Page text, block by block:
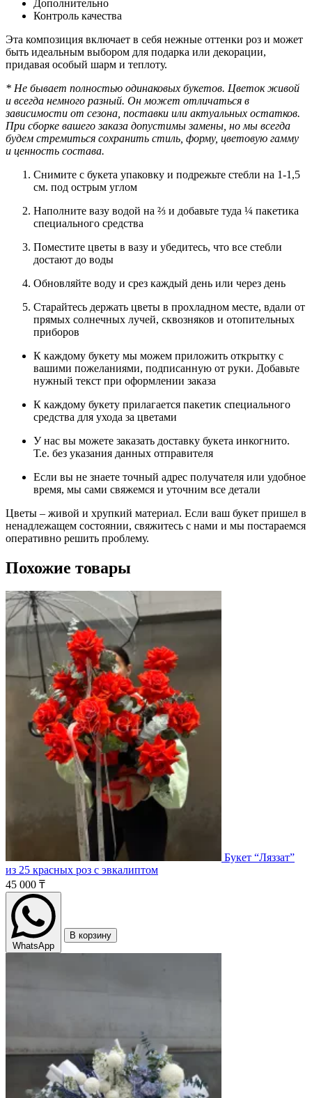
Дополнительно
Контроль качества
Эта композиция включает в себя нежные оттенки роз и может
быть идеальным выбором для подарка или декорации,
придавая особый шарм и теплоту.
* Не бывает полностью одинаковых букетов. Цветок живой
и всегда немного разный. Он может отличаться в
зависимости от сезона, поставки или актуальных остатков.
При сборке вашего заказа допустимы замены, но мы всегда
будем стремиться сохранить стиль, форму, цветовую гамму
и ценность состава.
Снимите с букета упаковку и подрежьте стебли на 1-1,5
см. под острым углом
Наполните вазу водой на ⅔ и добавьте туда ¼ пакетика
специального средства
Поместите цветы в вазу и убедитесь, что все стебли
достают до воды
Обновляйте воду и срез каждый день или через день
Старайтесь держать цветы в прохладном месте, вдали от
прямых солнечных лучей, сквозняков и отопительных
приборов
К каждому букету мы можем приложить открытку с
вашими пожеланиями, подписанную от руки. Добавьте
нужный текст при оформлении заказа
К каждому букету прилагается пакетик специального
средства для ухода за цветами
У нас вы можете заказать доставку букета инкогнито.
Т.е. без указания данных отправителя
Если вы не знаете точный адрес получателя или удобное
время, мы сами свяжемся и уточним все детали
Цветы – живой и хрупкий материал. Если ваш букет пришел в
ненадлежащем состоянии, свяжитесь с нами и мы постараемся
оперативно решить проблему.
Похожие товары
Букет “Ляззат”
из 25 красных роз с эвкалиптом
45 000 ₸
WhatsApp
В корзину